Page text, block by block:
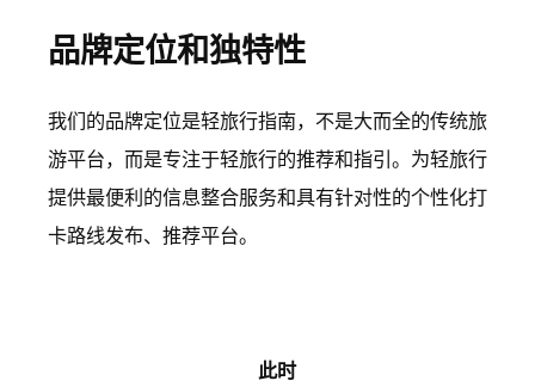
品牌定位和独特性
我们的品牌定位是轻旅行指南，不是大而全的传统旅
游平台，而是专注于轻旅行的推荐和指引。为轻旅行
提供最便利的信息整合服务和具有针对性的个性化打
卡路线发布、推荐平台。
此时